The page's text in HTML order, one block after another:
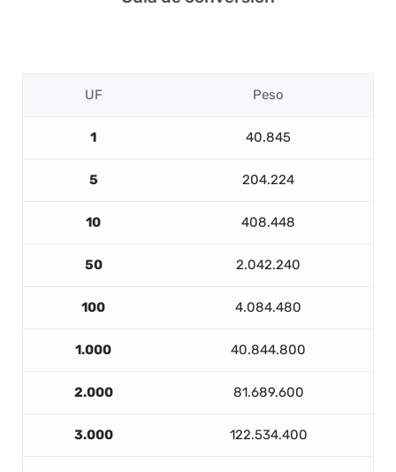
UF Peso
1 40.845
5 204.224
10 408.448
50 2.042.240
100 4.084.480
1.000 40.844.800
2.000 81.689.600
3.000 122.534.400